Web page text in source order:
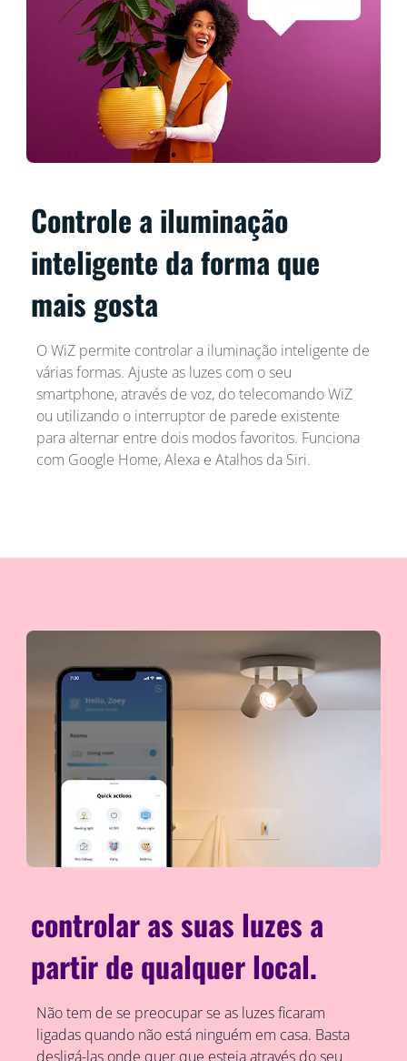
Controle a iluminação
inteligente da forma que
mais gosta
O WiZ permite controlar a iluminação inteligente de
várias formas. Ajuste as luzes com o seu
smartphone, através de voz, do telecomando WiZ
ou utilizando o interruptor de parede existente
para alternar entre dois modos favoritos. Funciona
com Google Home, Alexa e Atalhos da Siri.
controlar as suas luzes a
partir de qualquer local.
Não tem de se preocupar se as luzes ficaram
ligadas quando não está ninguém em casa. Basta
desligá-las onde quer que esteja através do seu